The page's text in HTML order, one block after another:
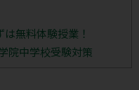
無料体験授業！
院中学校受験対策